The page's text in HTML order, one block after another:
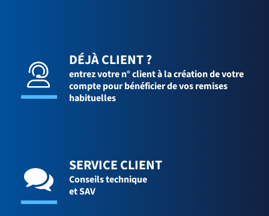
DÉJÀ CLIENT ?
entrez votre n° client à la création de votre
compte pour bénéficier de vos remises
habituelles
SERVICE CLIENT
Conseils technique
et SAV